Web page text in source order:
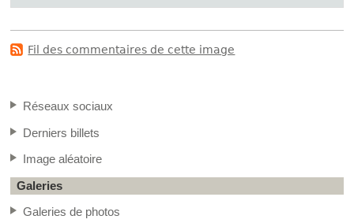
Fil des commentaires de cette image
Réseaux sociaux
Derniers billets
Image aléatoire
Galeries
Galeries de photos